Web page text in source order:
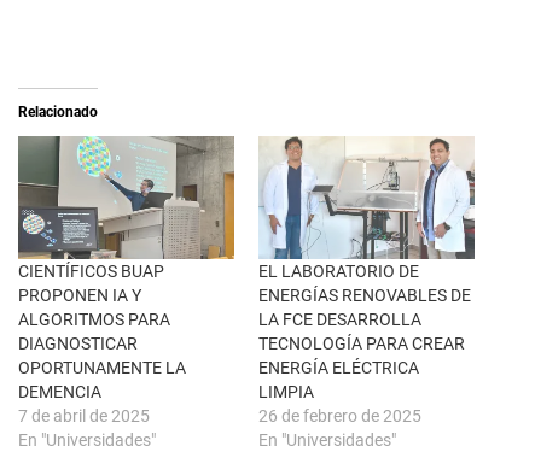
e
b
r
n
a
v
e
n
t
a
n
a
n
u
e
v
a
)
e
a
c
e
b
o
o
k
(
S
e
a
b
r
n
u
n
Relacionado
CIENTÍFICOS BUAP
PROPONEN IA Y
ALGORITMOS PARA
DIAGNOSTICAR
OPORTUNAMENTE LA
DEMENCIA
7 de abril de 2025
En "Universidades"
EL LABORATORIO DE
ENERGÍAS RENOVABLES DE
LA FCE DESARROLLA
TECNOLOGÍA PARA CREAR
ENERGÍA ELÉCTRICA
LIMPIA
26 de febrero de 2025
En "Universidades"